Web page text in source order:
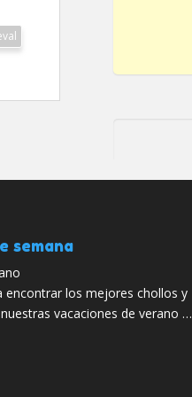
semana
encontrar los mejores chollos y
vacaciones de verano …